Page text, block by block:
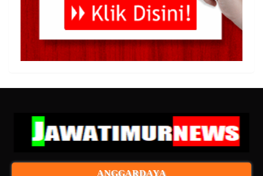
ANGGARDAYA